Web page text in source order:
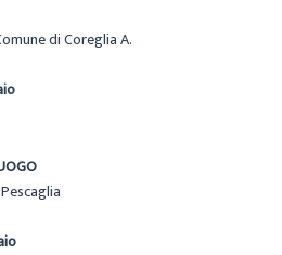
di Coreglia A.